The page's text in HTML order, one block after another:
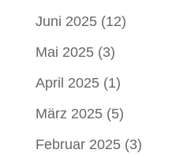
Juni 2025(12)
Mai 2025(3)
April 2025(1)
März 2025(5)
Februar 2025(3)